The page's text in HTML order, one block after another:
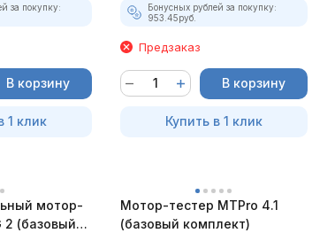
за покупку:
В корзину
1 клик
Бонусных рублей за покупку:
953.45руб.
Предзаказ
В корзину
Купить в 1 клик
мотор-
2 (базовый
Мотор-тестер MTPro 4.1
(базовый комплект)